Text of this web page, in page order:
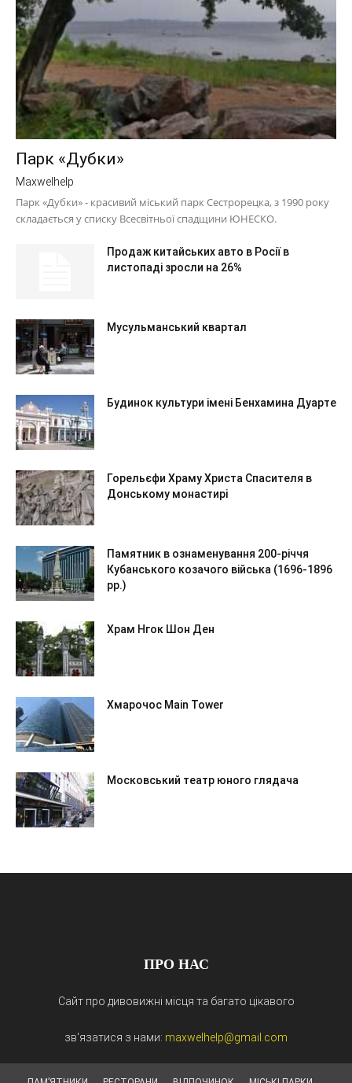
Парк «Дубки»
Maxwelhelp
Парк «Дубки» - красивий міський парк Сестрорецка, з 1990 року
складається у списку Всесвітньої спадщини ЮНЕСКО.
Продаж китайських авто в Росії в
листопаді зросли на 26%
Мусульманський квартал
Будинок культури імені Бенхамина Дуарте
Горельєфи Храму Христа Спасителя в
Донському монастирі
Памятник в ознаменування 200-річчя
Кубанського козачого війська (1696-1896
рр.)
Храм Нгок Шон Ден
Хмарочос Main Tower
Московський театр юного глядача
ПРО НАС
Сайт про дивовижні місця та багато цікавого
зв'язатися з нами: maxwelhelp@gmail.com